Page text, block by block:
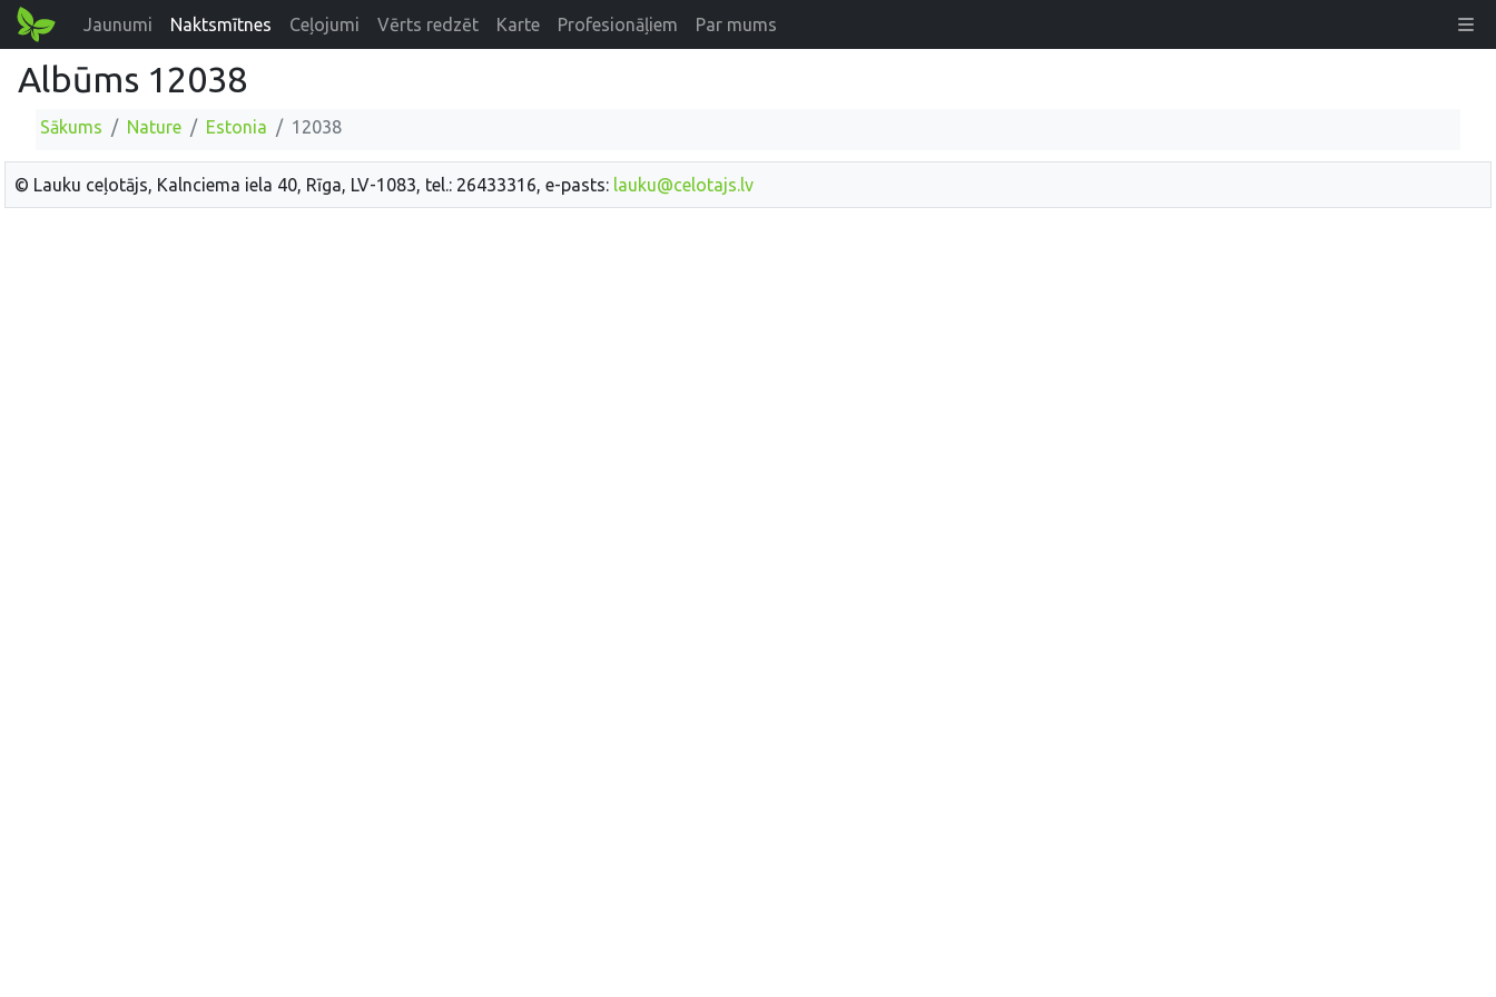
Jaunumi Naktsmītnes Ceļojumi Vērts redzēt Karte Profesionāļiem Par mums
Albūms 12038
Sākums Nature Estonia 12038
© Lauku ceļotājs, Kalnciema iela 40, Rīga, LV-1083, tel.: 26433316, e-pasts: lauku@celotajs.lv